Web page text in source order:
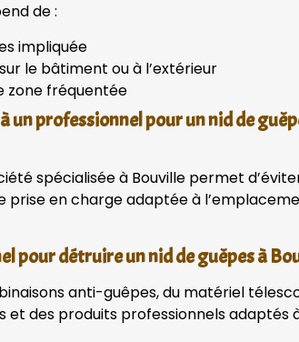
de :
impliquée
le bâtiment ou à l’extérieur
zone fréquentée
un professionnel pour un nid de
spécialisée à Bouville permet
prise en charge adaptée à
pour détruire un nid de guêpes à
anti-guêpes, du matériel
des produits professionnels adaptés